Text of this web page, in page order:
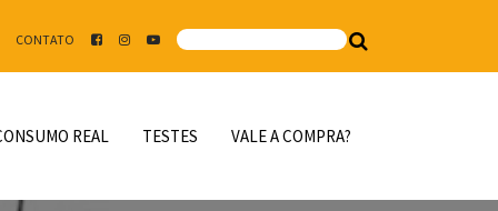
CONTATO
REAL TESTES VALE A COMPRA?